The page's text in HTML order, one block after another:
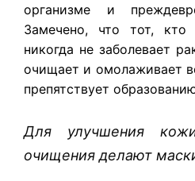
организме и
Замечено, что тот, кто
никогда не заболевает
очищает и омолаживает
препятствует
Для улучшения
очищения делают